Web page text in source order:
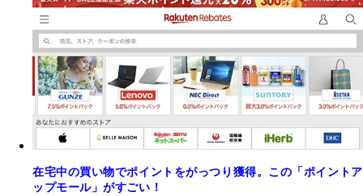
在宅中の買い物でポイントをがっつり獲得。この「ポイントア
ップモール」がすごい！